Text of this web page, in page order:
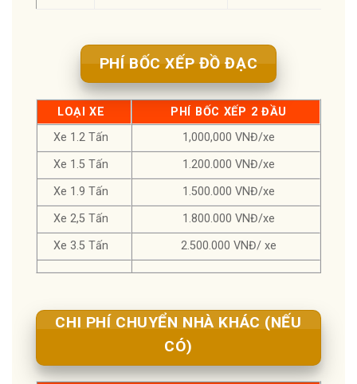
PHÍ BỐC XẾP ĐỒ ĐẠC
LOẠI XE
PHÍ BỐC XẾP 2 ĐẦU
Xe 1.2 Tấn
1,000,000 VNĐ/xe
Xe 1.5 Tấn
1.200.000 VNĐ/xe
Xe 1.9 Tấn
1.500.000 VNĐ/xe
Xe 2,5 Tấn
1.800.000 VNĐ/xe
Xe 3.5 Tấn
2.500.000 VNĐ/ xe
CHI PHÍ CHUYỂN NHÀ KHÁC (NẾU
CÓ)